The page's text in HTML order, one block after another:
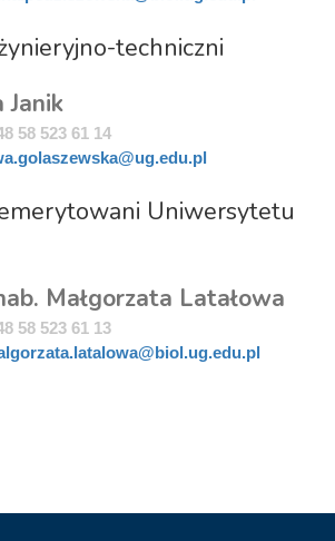
techniczni
Janik
58 523 61 14
Uniwersytetu
Małgorzata Latałowa
58 523 61 13